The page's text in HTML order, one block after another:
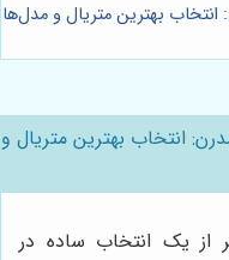
بهترین متریال و مدل‌ها
انتخاب بهترین متریال و
از یک انتخاب ساده در